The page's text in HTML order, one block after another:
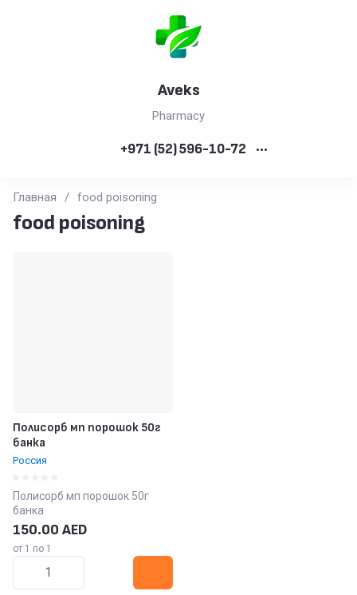
Aveks
Pharmacy
+971 (52) 596-10-72 •••
Главная / food poisoning
food poisoning
Полисорб мп порошок 50г
банка
Россия
Полисорб мп порошок 50г
банка
150.00 AED
от 1 по 1